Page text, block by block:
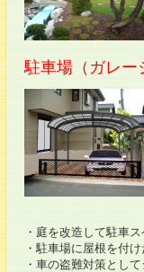
駐車場（ガレー
・庭を改造して駐車
・駐車場に屋根を付
・車の盗難対策とし